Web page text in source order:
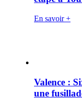
En savoir +
Valence :
une